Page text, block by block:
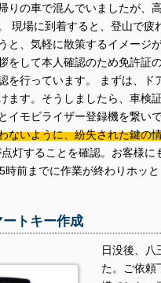
りの車で混んでいましたが、
現場に到着すると、登山で
と、気軽に散策するイメージ
をして本人確認のため免許証
を行っています。 まずは、ド
ます。そうしましたら、車検
イモビライザー登録機を繋い
ないように、紛失された鍵の
灯することを確認。お客様
前までに作業が終わりホッと
トキー作成
日没後、八
た。ご依頼